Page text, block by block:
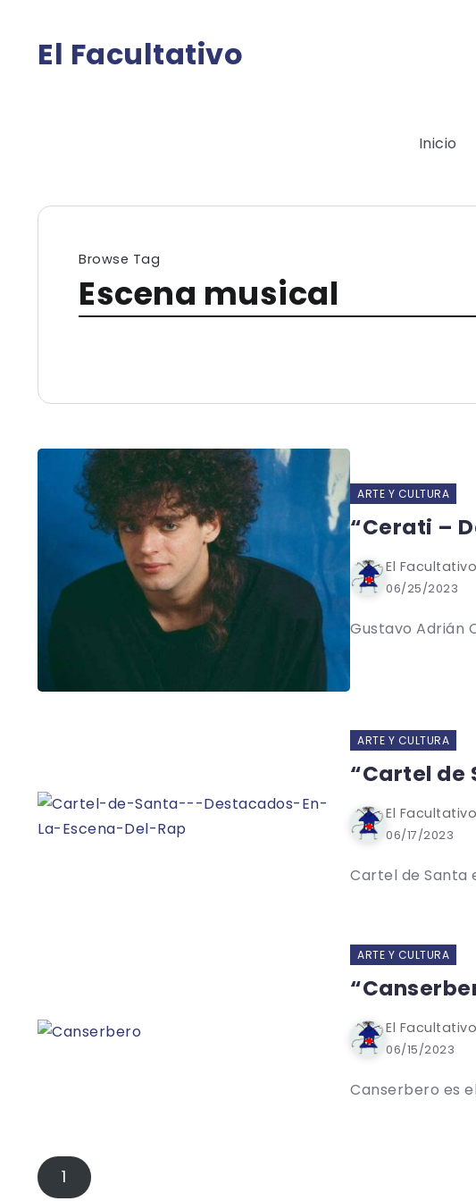
El Facultativo
Inicio
Browse Tag
Escena musical
ARTE Y CULTURA
“Cerati –
El Facultativo
06/25/2023
Gustavo Adrián
ARTE Y CULTURA
“Cartel de
El Facultativo
06/17/2023
Cartel de Santa
ARTE Y CULTURA
El Facultativo
06/15/2023
Canserbero es
1